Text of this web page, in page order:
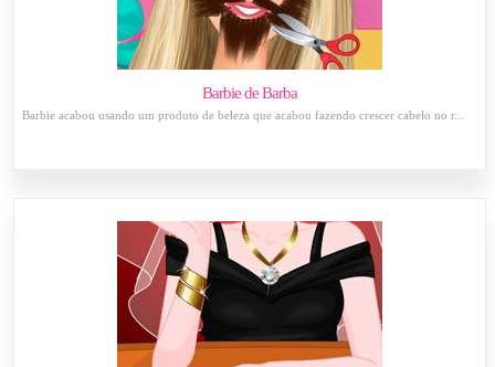
Barbie de Barba
Barbie acabou usando um produto de beleza que acabou fazendo crescer cabelo no r...